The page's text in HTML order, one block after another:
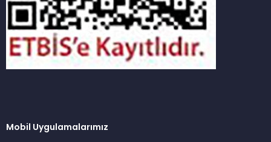
Mobil Uygulamalarımız